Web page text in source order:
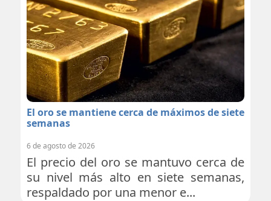
El oro se mantiene cerca de máximos de siete
semanas
6 de agosto de 2026
El precio del oro se mantuvo cerca de
su nivel más alto en siete semanas,
respaldado por una menor e...